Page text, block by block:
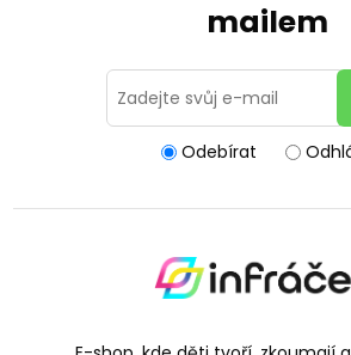
mailem
Odebírat